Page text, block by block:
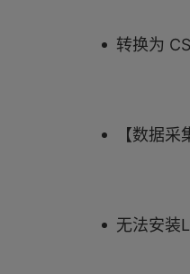
转换为
【数据
无法安